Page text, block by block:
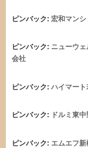
ピンバック: 宏和マン
ピンバック: ニューウ
会社
ピンバック: ハイマー
ピンバック: ドルミ東
ピンバック: エムエフ